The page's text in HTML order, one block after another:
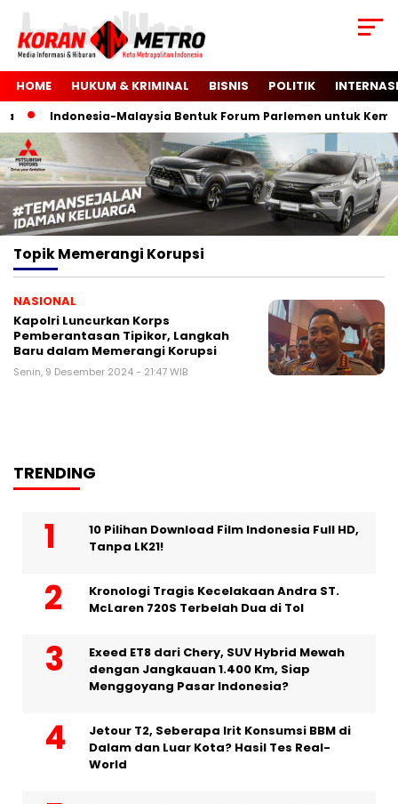
HOME HUKUM & KRIMINAL BISNIS POLITIK
Indonesia-Malaysia Bentuk Forum Parlemen untuk
TopikMemerangi Korupsi
NASIONAL
Kapolri Luncurkan Korps
Pemberantasan Tipikor, Langkah
Baru dalam Memerangi Korupsi
Senin, 9 Desember 2024 - 21:47 WIB
TRENDING
10 Pilihan Download Film Indonesia Full HD,
Tanpa LK21!
Kronologi Tragis Kecelakaan Andra ST.
McLaren 720S Terbelah Dua di Tol
Exeed ET8 dari Chery, SUV Hybrid Mewah
dengan Jangkauan 1.400 Km, Siap
Menggoyang Pasar Indonesia?
Jetour T2, Seberapa Irit Konsumsi BBM di
Dalam dan Luar Kota? Hasil Tes Real-
World